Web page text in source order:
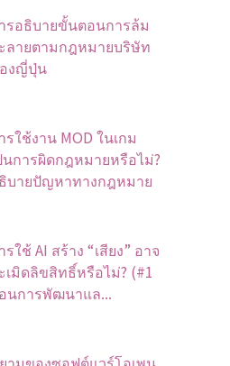
รอธิบายขั้นตอนการล้ม
ลายตามกฎหมายบริษัท
งญี่ปุ่น
รใช้งาน MOD ในเกม
นการผิดกฎหมายหรือไม่?
บายปัญหาทางกฎหมาย
รใช้ AI สร้าง “เสียง” อาจ
เมิดลิขสิทธิ์หรือไม่? (#1
นการพัฒนาแล...